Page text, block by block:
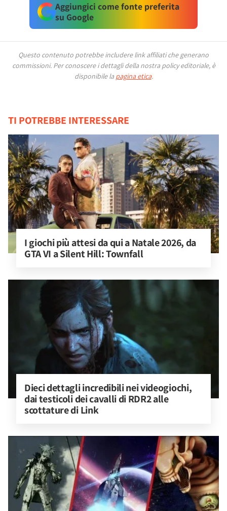
Aggiungici come fonte preferita
su Google
Questo contenuto potrebbe includere link affiliati che generano
commissioni. Per conoscere i dettagli della nostra policy editoriale, è
disponibile la pagina etica.
TI POTREBBE INTERESSARE
I giochi più attesi da qui a Natale 2026, da
GTA VI a Silent Hill: Townfall
Dieci dettagli incredibili nei videogiochi,
dai testicoli dei cavalli di RDR2 alle
scottature di Link